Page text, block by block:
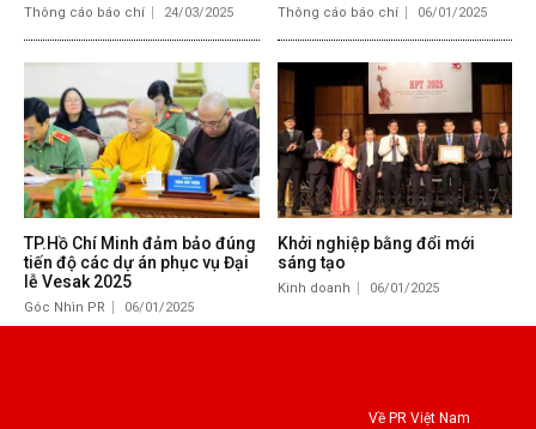
Thông cáo báo chí 24/03/2025 Thông cáo báo chí 06/01/2025
TP.Hồ Chí Minh đảm bảo đúng
tiến độ các dự án phục vụ Đại
lễ Vesak 2025
Góc Nhìn PR 06/01/2025
Khởi nghiệp bằng đổi mới
sáng tạo
Kinh doanh 06/01/2025
Về PR Việt Nam